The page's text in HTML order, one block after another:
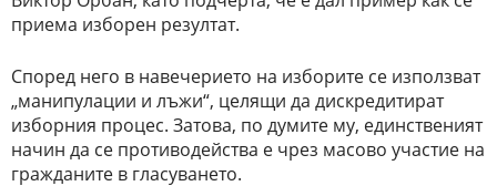
приема изборен резултат.
Според него в навечерието на изборите се използват
„манипулации и лъжи“, целящи да дискредитират
изборния процес. Затова, по думите му, единственият
начин да се противодейства е чрез масово участие на
гражданите в гласуването.